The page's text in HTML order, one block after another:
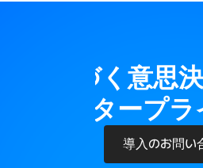
に基づく意思
エンタープ
導入のお問い